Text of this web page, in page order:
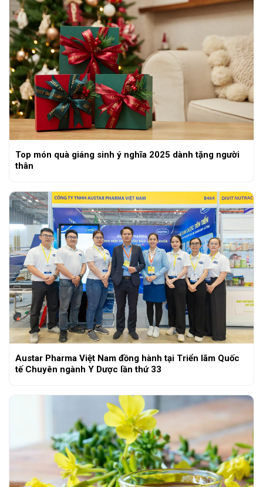
Top món quà giáng sinh ý nghĩa 2025 dành tặng người
thân
Austar Pharma Việt Nam đồng hành tại Triển lãm Quốc
tế Chuyên ngành Y Dược lần thứ 33